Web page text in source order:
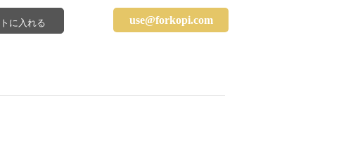
use@forkopi.com